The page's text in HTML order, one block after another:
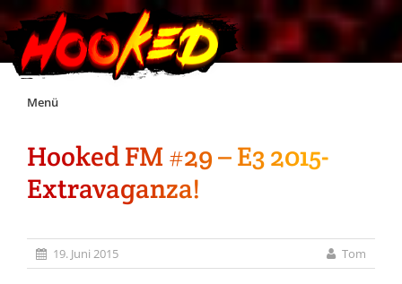
Skip
Menü
Unterstützt Hooked!
Exklusiv für Supporter*innen
Impressum
Hooked FM #29 – E3 2015-
Extravaganza!
19. Juni 2015 Tom